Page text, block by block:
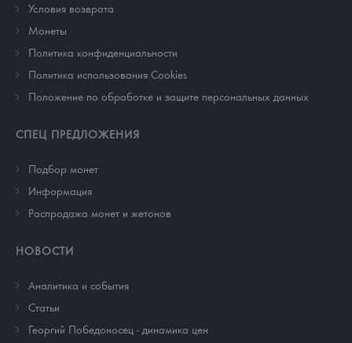
Условия возврата
Монеты
Политика конфиденциальности
Политика использования Cookies
Положение по обработке и защите персональных данных
СПЕЦ ПРЕДЛОЖЕНИЯ
Подбор монет
Информация
Распродажа монет и жетонов
НОВОСТИ
Аналитика и события
Cтатьи
Георгий Победоносец - динамика цен